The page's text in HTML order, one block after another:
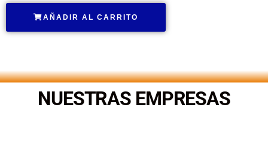
AÑADIR AL CARRITO
NUESTRAS EMPRESAS